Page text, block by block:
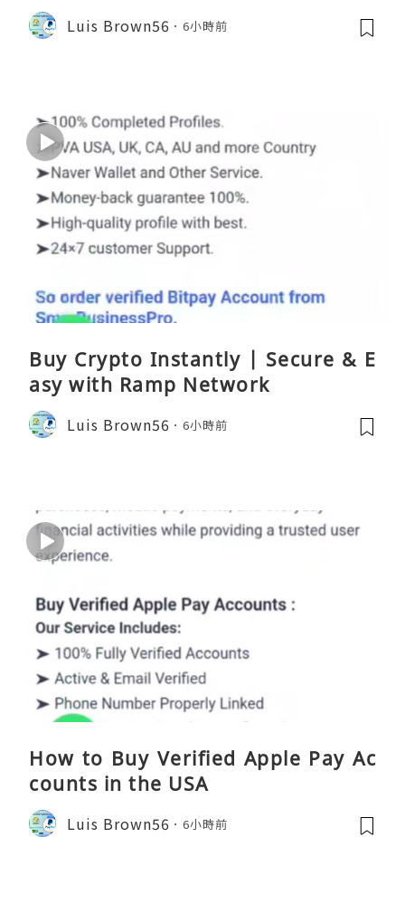
Luis Brown56 6小時前
Buy Crypto Instantly | Secure & E
asy with Ramp Network
Luis Brown56 6小時前
How to Buy Verified Apple Pay Ac
counts in the USA
Luis Brown56 6小時前